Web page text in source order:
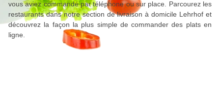
vous aviez commandé par téléphone ou sur place. Parcourez les
restaurants dans notre section de livraison à domicile Lehrhof et
découvrez la façon la plus simple de commander des plats en
ligne.